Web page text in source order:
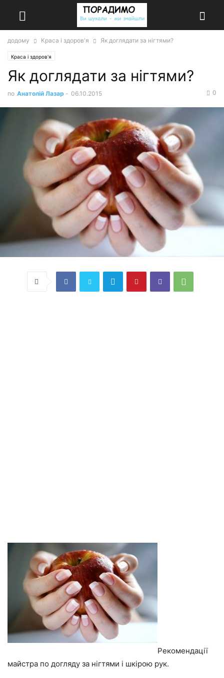
додому Краса і здоров'я Як доглядати за нігтями?
Краса і здоров'я
Як доглядати за нігтями?
по Анатолій Лазар - 06.10.2015 0
Рекомендації
майстра по догляду за нігтями і шкірою рук.